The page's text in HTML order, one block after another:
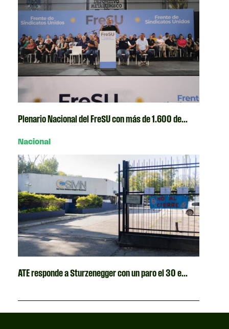
Plenario Nacional del FreSU con más de 1.600 de...
Nacional
ATE responde a Sturzenegger con un paro el 30 e...